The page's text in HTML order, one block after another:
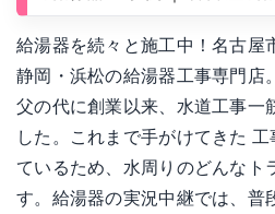
給湯器を続々と施工中！名古屋
静岡・浜松の給湯器工事専門店
父の代に創業以来、水道工事一
した。これまで手がけてきた
ているため、水周りのどんなト
す。給湯器の実況中継では、普